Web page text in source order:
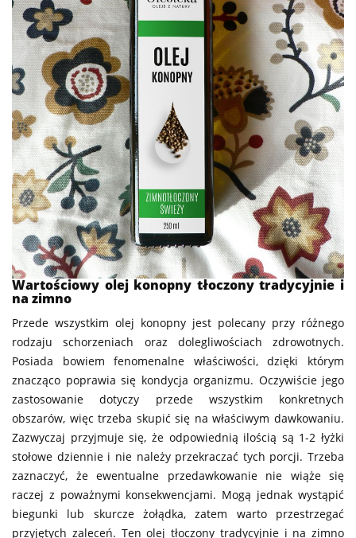
Wartościowy olej konopny tłoczony tradycyjnie i
na zimno
Przede wszystkim olej konopny jest polecany przy różnego
rodzaju schorzeniach oraz dolegliwościach zdrowotnych.
Posiada bowiem fenomenalne właściwości, dzięki którym
znacząco poprawia się kondycja organizmu. Oczywiście jego
zastosowanie dotyczy przede wszystkim konkretnych
obszarów, więc trzeba skupić się na właściwym dawkowaniu.
Zazwyczaj przyjmuje się, że odpowiednią ilością są 1-2 łyżki
stołowe dziennie i nie należy przekraczać tych porcji. Trzeba
zaznaczyć, że ewentualne przedawkowanie nie wiąże się
raczej z poważnymi konsekwencjami. Mogą jednak wystąpić
biegunki lub skurcze żołądka, zatem warto przestrzegać
przyjętych zaleceń. Ten olej tłoczony tradycyjnie i na zimno